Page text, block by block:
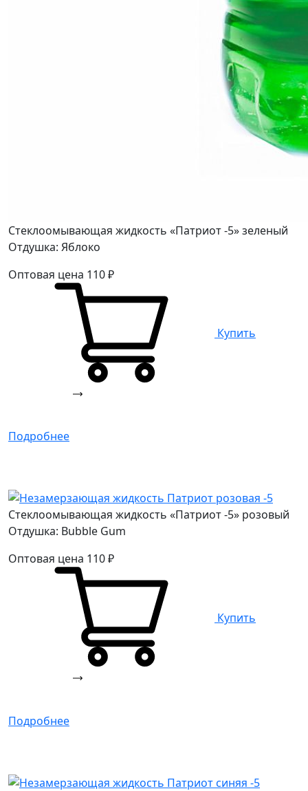
Стеклоомывающая жидкость «Патриот -5» зеленый
Отдушка: Яблоко
Оптовая цена 110₽
Купить
Подробнее
Стеклоомывающая жидкость «Патриот -5» розовый
Отдушка: Bubble Gum
Оптовая цена 110₽
Купить
Подробнее